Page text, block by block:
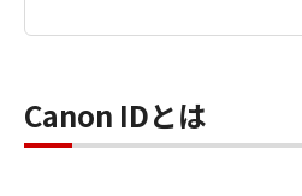
Canon IDとは